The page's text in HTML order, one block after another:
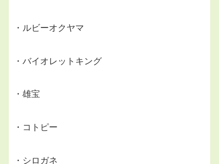
・ルビーオクヤマ
・バイオレットキング
・雄宝
・コトピー
・シロガネ